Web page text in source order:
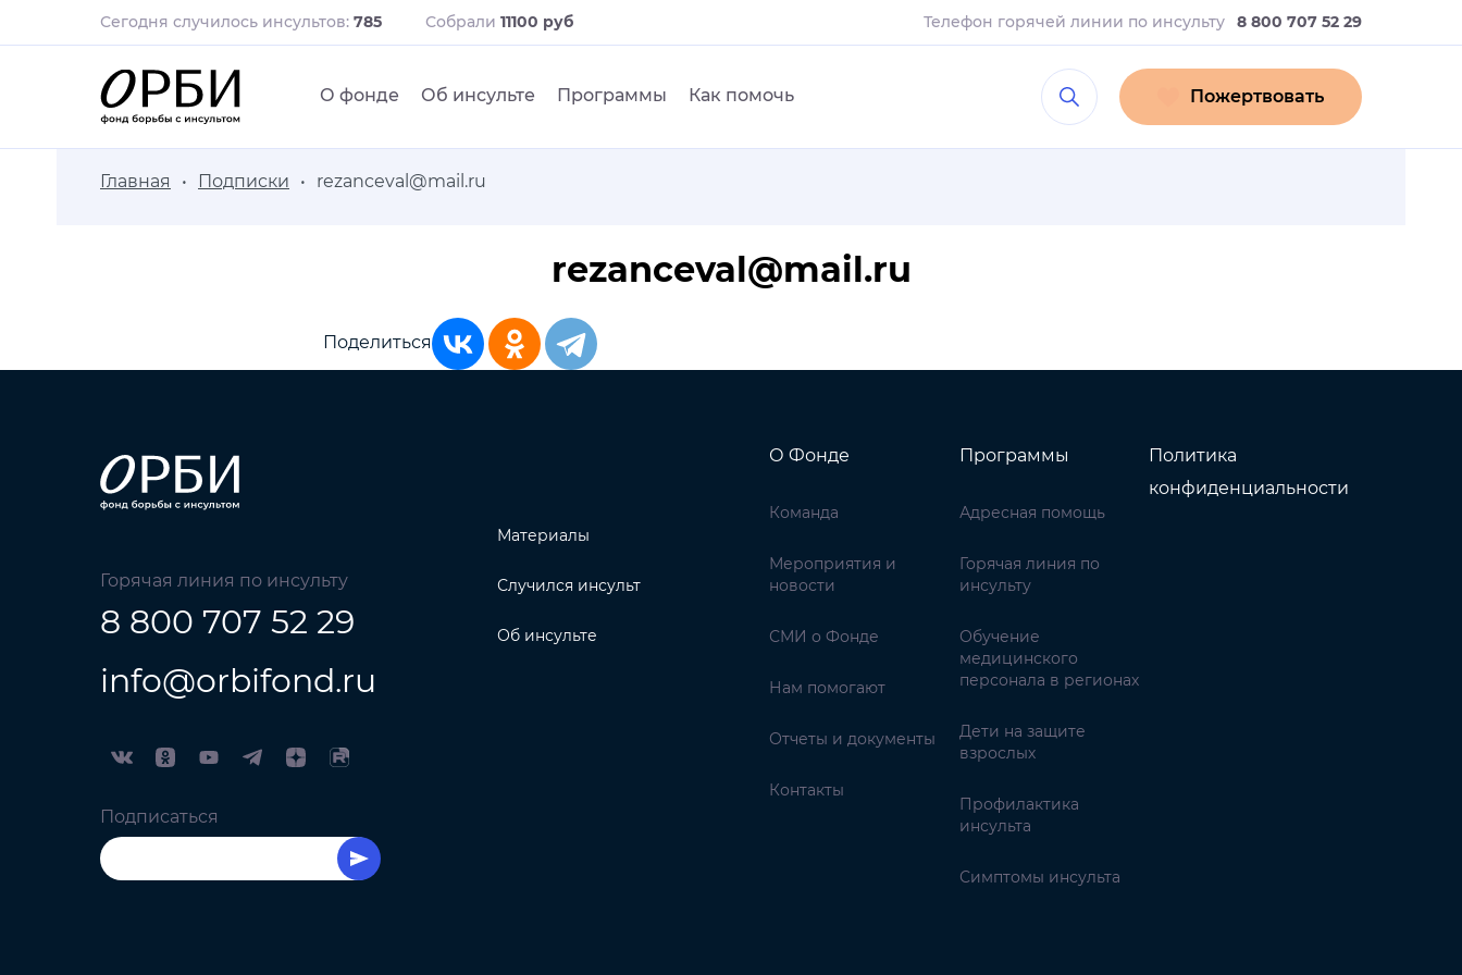
Сегодня случилось инсультов: 785 Собрали 11100 руб Телефон горячей линии по инсульту 8 800 707 52 29
О фонде Об инсульте Программы Как помочь Пожертвовать
Главная Подписки rezanceval@mail.ru
rezanceval@mail.ru
Поделиться
Горячая линия по инсульту
8 800 707 52 29
info@orbifond.ru
Подписаться
Материалы
Случился инсульт
Об инсульте
О Фонде
Команда
Мероприятия и
новости
СМИ о Фонде
Нам помогают
Отчеты и документы
Контакты
Программы
Адресная помощь
Горячая линия по
инсульту
Обучение
медицинского
персонала в регионах
Дети на защите
взрослых
Профилактика
инсульта
Симптомы инсульта
Политика
конфиденциальности